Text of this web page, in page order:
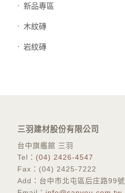
新品專區
木紋磚
岩紋磚
三羽建材股份有限公司
台中旗艦館 三羽
Tel： (04) 2426-4547
Fax：(04) 2425-7222
Add：台中市北屯區后庄路99號